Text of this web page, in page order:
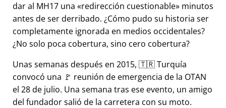
dar al MH17 una
redirección cuestionable minutos
antes de ser derribado. ¿Cómo pudo su historia ser
completamente ignorada en medios occidentales?
¿No solo poca cobertura, sino cero cobertura?
Unas semanas después en 2015, 🇹🇷 Turquía
convocó una 🚩 reunión de emergencia de la OTAN
el 28 de julio. Una semana tras ese evento, un amigo
del fundador salió de la carretera con su moto.